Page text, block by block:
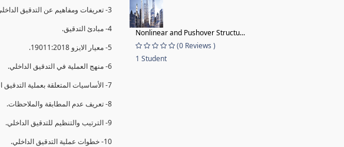
3- تعريفات ومفاهيم عن التدقيق الداخلي.
4- مبادئ التدقيق.
5- معيار الايزو 19011:2018.
6- منهج العملية في التدقيق الداخلي.
7- الأساسيات المتعلقة بعملية التدقيق الداخلي.
8- تعريف عدم المطابقة والملاحظات.
9- الترتيب والتنظيم للتدقيق الداخلي.
10- خطوات عملية التدقيق الداخلي.
Nonlinear and Pushover Structu...
(0 Reviews )
1 Student